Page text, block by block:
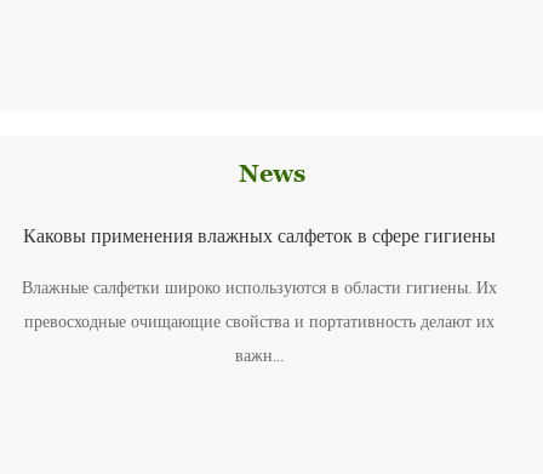
News
Каковы применения влажных салфеток в сфере гигиены
Влажные салфетки широко используются в области гигиены. Их
превосходные очищающие свойства и портативность делают их
важн...